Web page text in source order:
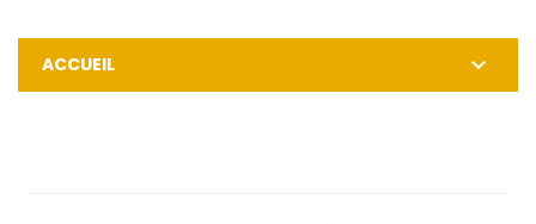
ACCUEIL 